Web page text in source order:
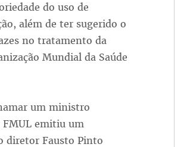
do uso de
além de ter sugerido o
no tratamento da
Mundial da Saúde
um ministro
FMUL emitiu um
diretor Fausto Pinto